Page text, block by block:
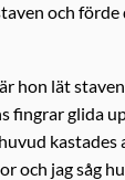
och
hon lät
fingrar glida
kastades
och jag såg